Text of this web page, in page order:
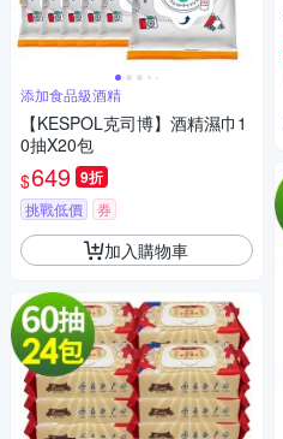
添加食品級酒精
【KESPOL克司博】酒精濕巾1
0抽X20包
$649 9折
挑戰低價 券
加入購物車